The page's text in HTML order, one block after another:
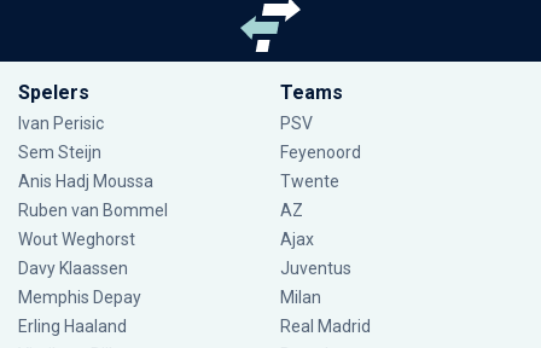
Spelers
Ivan Perisic
Sem Steijn
Anis Hadj Moussa
Ruben van Bommel
Wout Weghorst
Davy Klaassen
Memphis Depay
Erling Haaland
Teams
PSV
Feyenoord
Twente
AZ
Ajax
Juventus
Milan
Real Madrid